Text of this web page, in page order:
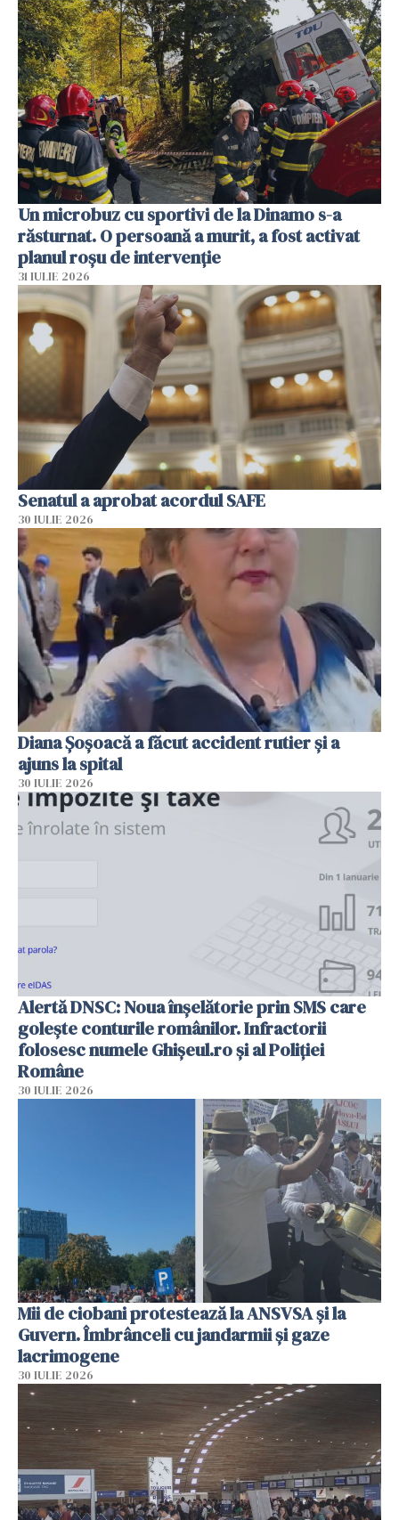
Un microbuz cu sportivi de la Dinamo s-a
răsturnat. O persoană a murit, a fost activat
planul roșu de intervenție
31 IULIE 2026
Senatul a aprobat acordul SAFE
30 IULIE 2026
Diana Șoșoacă a făcut accident rutier și a
ajuns la spital
30 IULIE 2026
Alertă DNSC: Noua înșelătorie prin SMS care
golește conturile românilor. Infractorii
folosesc numele Ghișeul.ro și al Poliției
Române
30 IULIE 2026
Mii de ciobani protestează la ANSVSA și la
Guvern. Îmbrânceli cu jandarmii și gaze
lacrimogene
30 IULIE 2026